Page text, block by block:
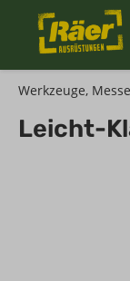
Werkzeuge,
Leicht-